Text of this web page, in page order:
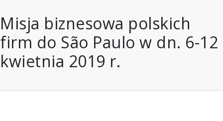
Misja biznesowa polskich
firm do São Paulo w dn. 6-12
kwietnia 2019 r.